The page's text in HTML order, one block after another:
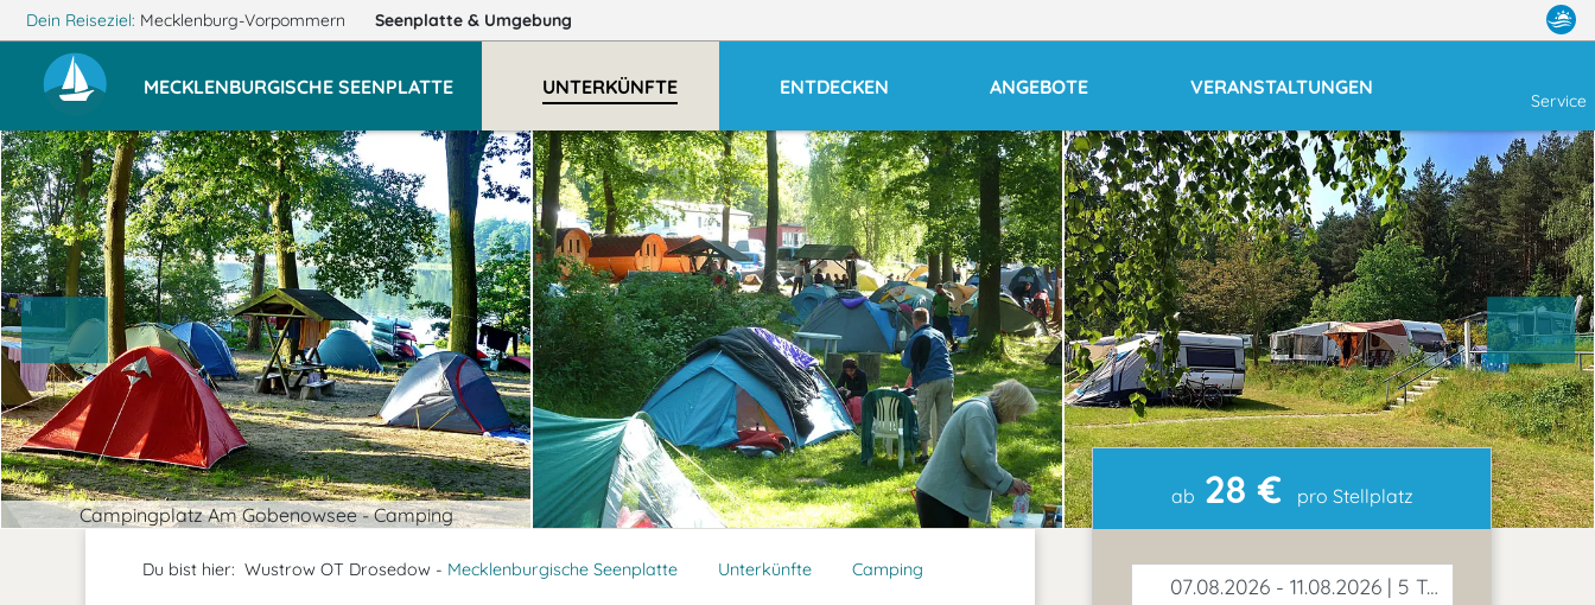
Dein Reiseziel: Mecklenburg-Vorpommern Seenplatte & Umgebung
MECKLENBURGISCHE SEENPLATTE UNTERKÜNFTE ENTDECKEN ANGEBOTE VERANSTALTUNGEN
Service
Campingplatz Am Gobenowsee - Camping
Du bist hier: Wustrow OT Drosedow - Mecklenburgische Seenplatte Unterkünfte Camping
ab 28 € pro Stellplatz
07.08.2026 - 11.08.2026 | 5 Tage